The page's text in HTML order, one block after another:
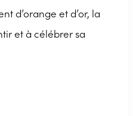
d’orange et d’or, la
et à célébrer sa